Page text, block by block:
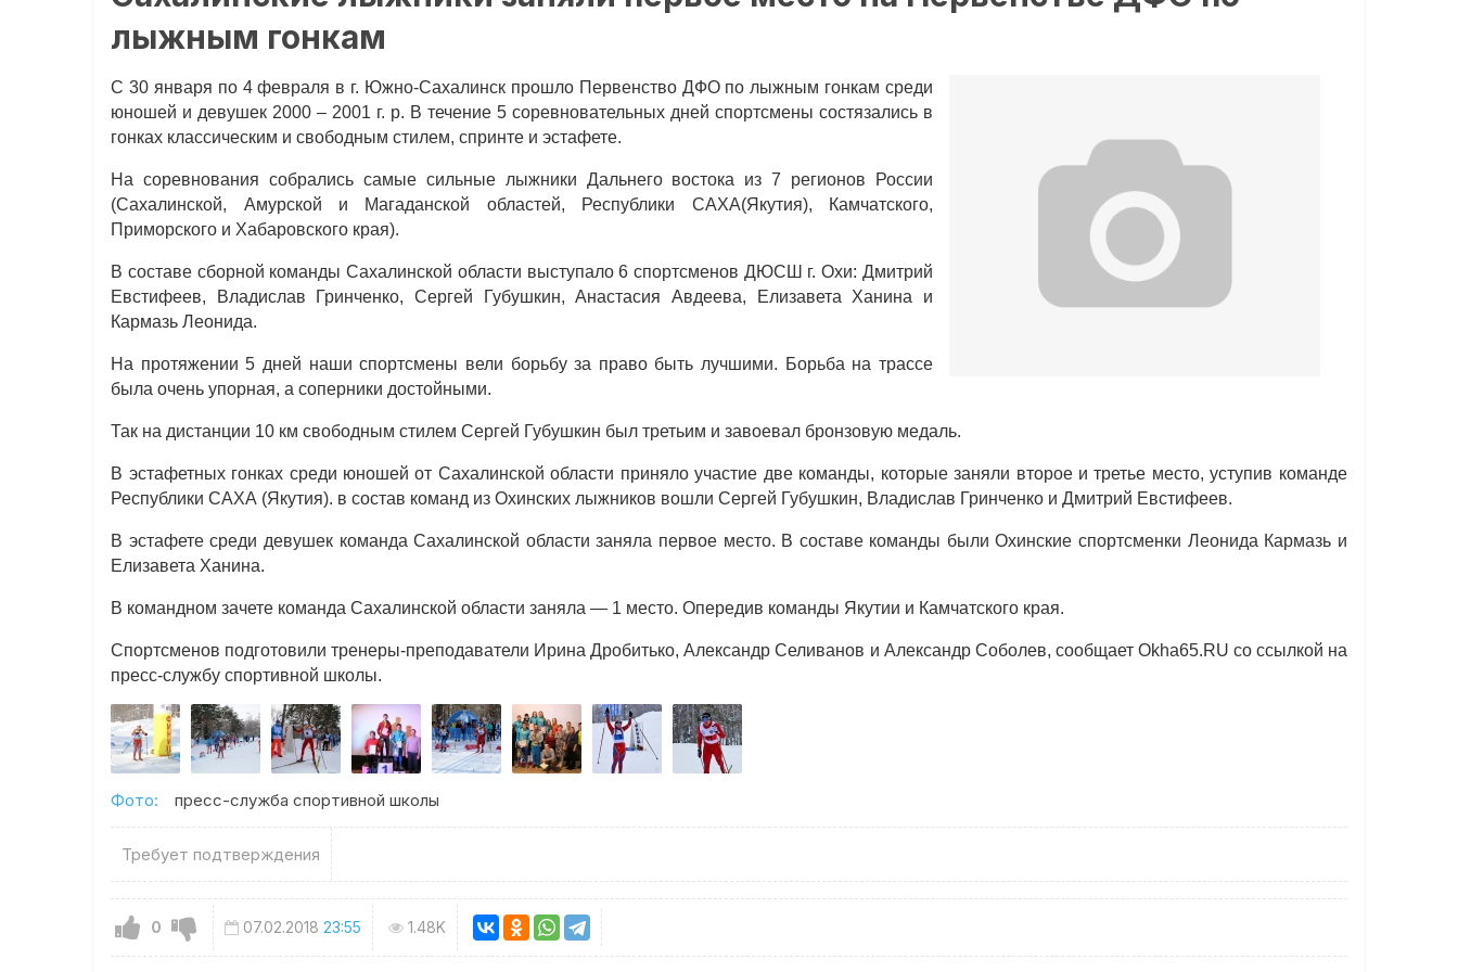
лыжным гонкам
С 30 января по 4 февраля в г. Южно-​Сахалинск прошло Первенство ДФО по лыжным гонкам среди
юношей и девушек 2000 – 2001 г. р. В течение 5 соревновательных дней спортсмены состязались в
гонках классическим и свободным стилем, спринте и эстафете.
На соревнования собрались самые сильные лыжники Дальнего востока из 7 регионов России
(Сахалинской, Амурской и Магаданской областей, Республики САХА(Якутия), Камчатского,
Приморского и Хабаровского края).
В составе сборной команды Сахалинской области выступало 6 спортсменов ДЮСШ г. Охи: Дмитрий
Евстифеев, Владислав Гринченко, Сергей Губушкин, Анастасия Авдеева, Елизавета Ханина и
Кармазь Леонида.
На протяжении 5 дней наши спортсмены вели борьбу за право быть лучшими. Борьба на трассе
была очень упорная, а соперники достойными.
Так на дистанции 10 км свободным стилем Сергей Губушкин был третьим и завоевал бронзовую медаль.
В эстафетных гонках среди юношей от Сахалинской области приняло участие две команды, которые заняли второе и третье место, уступив команде
Республики САХА (Якутия). в состав команд из Охинских лыжников вошли Сергей Губушкин, Владислав Гринченко и Дмитрий Евстифеев.
В эстафете среди девушек команда Сахалинской области заняла первое место. В составе команды были Охинские спортсменки Леонида Кармазь и
Елизавета Ханина.
В командном зачете команда Сахалинской области заняла — 1 место. Опередив команды Якутии и Камчатского края.
Спортсменов подготовили тренеры-​преподаватели Ирина Дробитько, Александр Селиванов и Александр Соболев, сообщает Okha65.RU со ссылкой на
пресс-службу спортивной школы.
Фото: пресс-служба спортивной школы
Требует подтверждения
0 07.02.2018 23:55 1.48K